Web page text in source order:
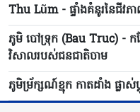
Thu Lũm - ផ្ទាំងគំនូរនៃជីវ
ភូមិ បៅទ្រុក (Bau Truc) - កន្
វិសាលរបស់ជនជាតិចាម
ភូមិម្រ័ក្សណ៍ខ្មុក កាតដាំង ផ្លាស់ប្